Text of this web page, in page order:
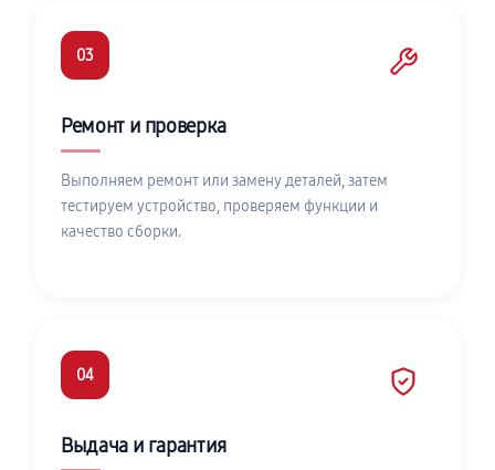
03
Ремонт и проверка
Выполняем ремонт или замену деталей, затем
тестируем устройство, проверяем функции и
качество сборки.
04
Выдача и гарантия